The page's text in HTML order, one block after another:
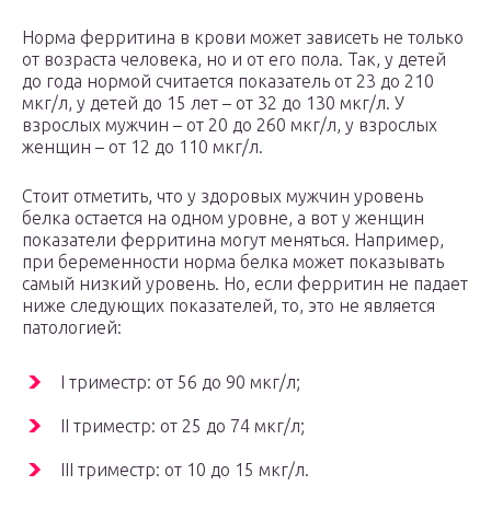
Норма ферритина в крови может зависеть не только
от возраста человека, но и от его пола. Так, у детей
до года нормой считается показатель от 23 до 210
мкг/л, у детей до 15 лет – от 32 до 130 мкг/л. У
взрослых мужчин – от 20 до 260 мкг/л, у взрослых
женщин – от 12 до 110 мкг/л.
Стоит отметить, что у здоровых мужчин уровень
белка остается на одном уровне, а вот у женщин
показатели ферритина могут меняться. Например,
при беременности норма белка может показывать
самый низкий уровень. Но, если ферритин не падает
ниже следующих показателей, то, это не является
патологией:
I триместр: от 56 до 90 мкг/л;
II триместр: от 25 до 74 мкг/л;
III триместр: от 10 до 15 мкг/л.